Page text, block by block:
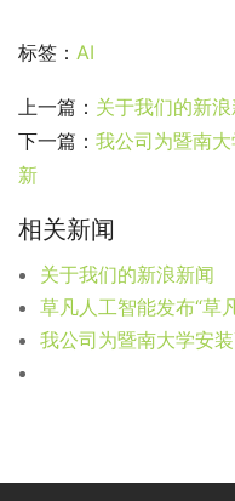
标签： AI
上一篇： 关于我们的新
下一篇： 我公司为暨南
新
相关新闻
关于我们的新浪新闻